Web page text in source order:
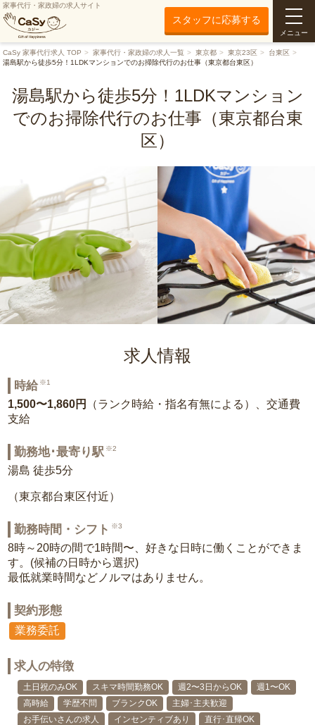
家事代行・家政婦の求人サイト
スタッフに応募する
メニュー
CaSy 家事代行求人 TOP 家事代行・家政婦の求人一覧 東京都 東京23区
台東区
湯島駅から徒歩5分！1LDKマンションでのお掃除代行のお仕事（東京都台東区）
湯島駅から徒歩5分！1LDKマンション
でのお掃除代行のお仕事（東京都台東
区）
求人情報
時給 ※1
1,500〜1,860円
（ランク時給・指名有無による）、交通費
支給
勤務地･最寄り駅 ※2
湯島 徒歩5分
（東京都台東区付近）
勤務時間・シフト ※3
8時～20時の間で1時間〜、好きな日時に働くことができま
す。(候補の日時から選択)
最低就業時間などノルマはありません。
契約形態
業務委託
求人の特徴
土日祝のみOK スキマ時間勤務OK 週2〜3日からOK
週1〜OK
高時給
学歴不問 ブランクOK
主婦･主夫歓迎
お手伝いさんの求人
インセンティブあり 直行･直帰OK